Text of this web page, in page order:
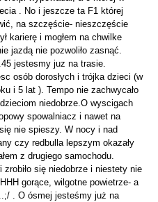
. No i jeszcze ta F1 której
na szczęście- nieszczęście
karierę i mogłem na chwilke
jazdą nie pozwoliło zasnąć.
jestesmy juz na trasie.
osób dorosłych i trójka dzieci (w
i 5 lat ). Tempo nie zachwycało
niedobrze.O wyscigach
spowalniacz i nawet na
nie spieszy. W nocy i nad
czy redbulla lepszym okazały
z drugiego samochodu.
się niedobrze i niestety nie
gorące, wilgotne powietrze- a
. O ósmej jesteśmy już na